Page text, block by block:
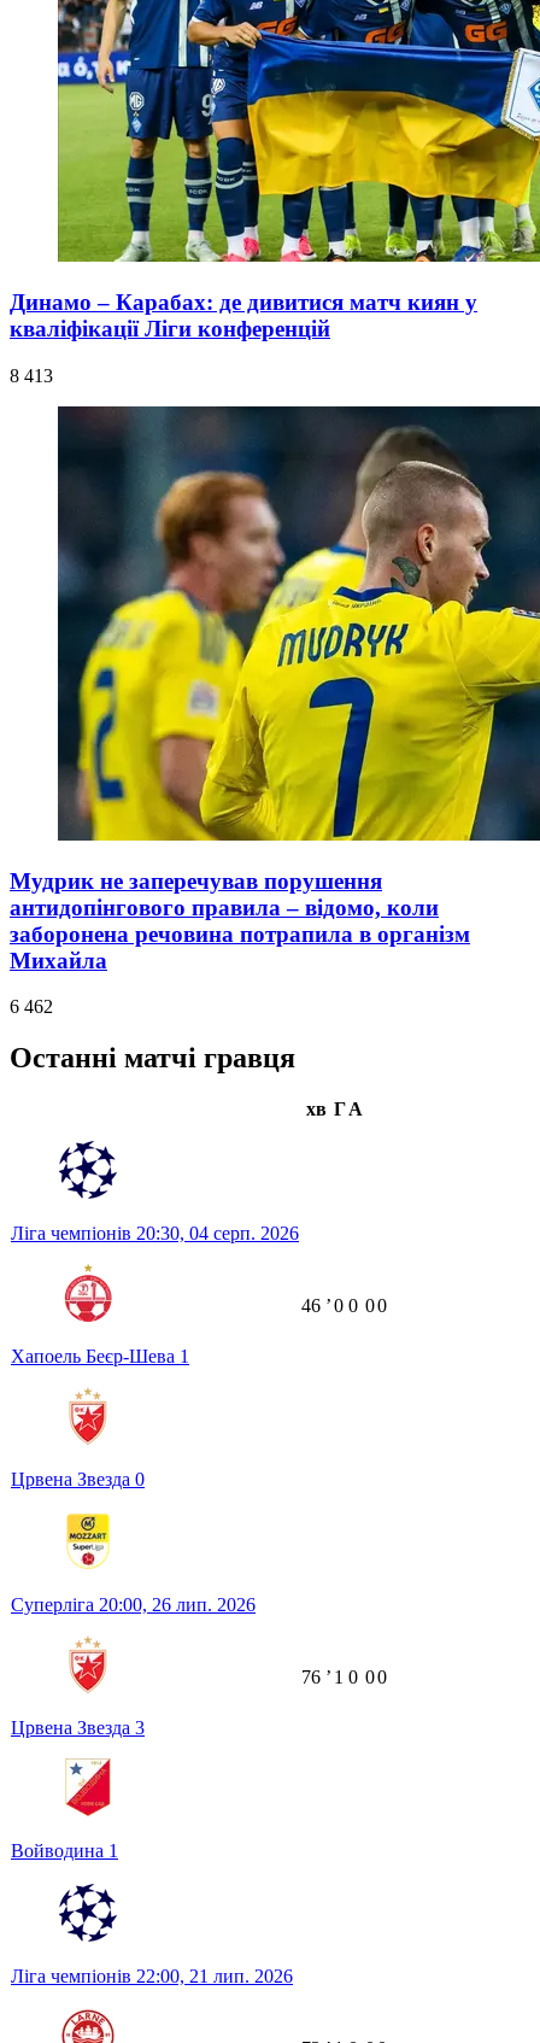
Динамо – Карабах: де дивитися матч киян у
кваліфікації Ліги конференцій
8 413
Мудрик не заперечував порушення
антидопінгового правила – відомо, коли
заборонена речовина потрапила в організм
Михайла
6 462
Останні матчі гравця
хв ГА
Ліга чемпіонів 20:30, 04 серп. 2026
Хапоель Беєр-Шева 1
Црвена Звезда 0
46 ʼ0 0 00
Суперліга 20:00, 26 лип. 2026
Црвена Звезда 3
Войводина 1
76 ʼ 1 0 00
Ліга чемпіонів 22:00, 21 лип. 2026